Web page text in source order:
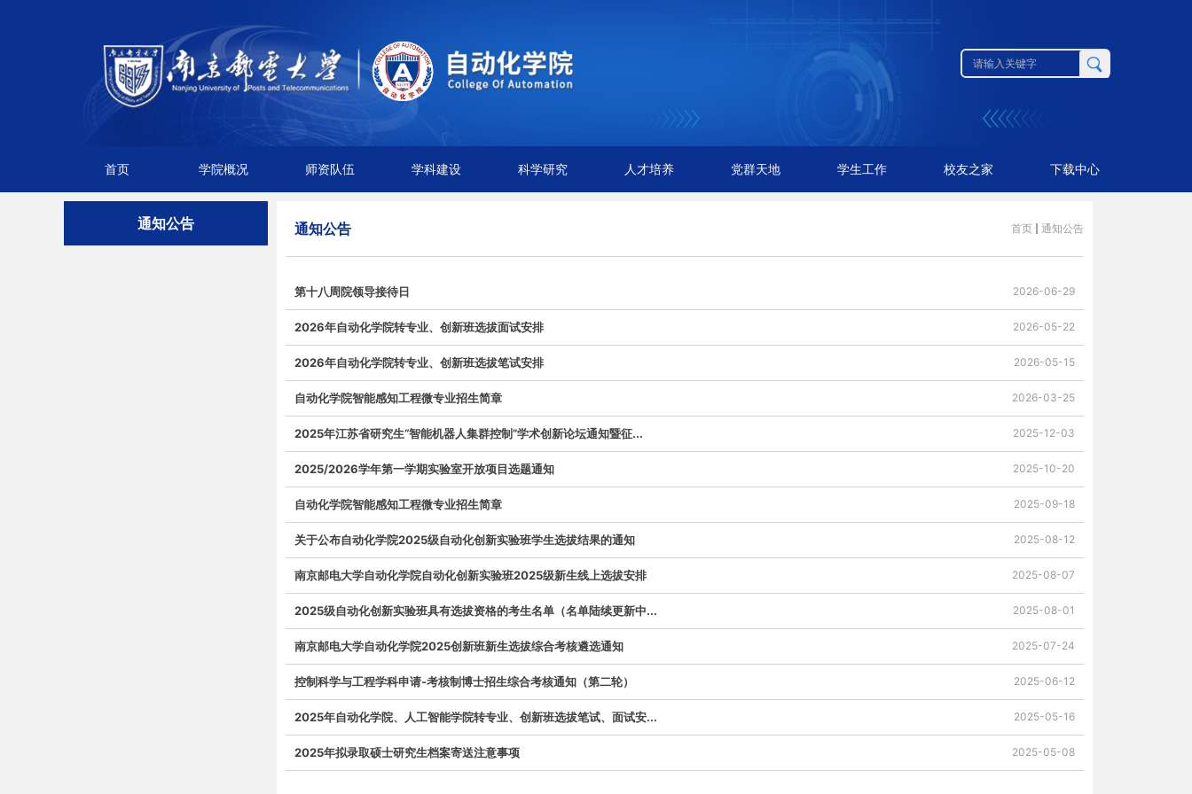
首页 学院概况 师资队伍 学科建设 科学研究 人才培养 党群天地 学生工作 校友之家 下载中心
通知公告 通知公告 首页 通知公告
第十八周院领导接待日 2026-06-29
2026年自动化学院转专业、创新班选拔面试安排 2026-05-22
2026年自动化学院转专业、创新班选拔笔试安排 2026-05-15
自动化学院智能感知工程微专业招生简章 2026-03-25
2025年江苏省研究生“智能机器人集群控制”学术创新论坛通知暨征... 2025-12-03
2025/2026学年第一学期实验室开放项目选题通知 2025-10-20
自动化学院智能感知工程微专业招生简章 2025-09-18
关于公布自动化学院2025级自动化创新实验班学生选拔结果的通知 2025-08-12
南京邮电大学自动化学院自动化创新实验班2025级新生线上选拔安排 2025-08-07
2025级自动化创新实验班具有选拔资格的考生名单（名单陆续更新中... 2025-08-01
南京邮电大学自动化学院2025创新班新生选拔综合考核遴选通知 2025-07-24
控制科学与工程学科申请-考核制博士招生综合考核通知（第二轮） 2025-06-12
2025年自动化学院、人工智能学院转专业、创新班选拔笔试、面试安... 2025-05-16
2025年拟录取硕士研究生档案寄送注意事项 2025-05-08